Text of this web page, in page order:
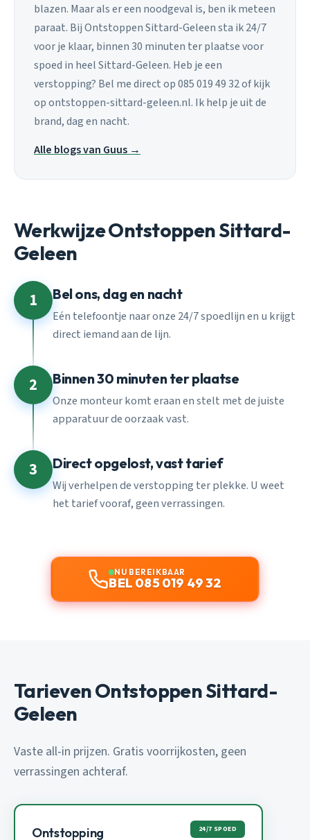
blazen. Maar als er een noodgeval is, ben ik meteen
paraat. Bij Ontstoppen Sittard-Geleen sta ik 24/7
voor je klaar, binnen 30 minuten ter plaatse voor
spoed in heel Sittard-Geleen. Heb je een
verstopping? Bel me direct op 085 019 49 32 of kijk
op ontstoppen-sittard-geleen.nl. Ik help je uit de
brand, dag en nacht.
Alle blogs van Guus →
Werkwijze Ontstoppen Sittard-
Geleen
1 Bel ons, dag en nacht
Eén telefoontje naar onze 24/7 spoedlijn en u krijgt
direct iemand aan de lijn.
2 Binnen 30 minuten ter plaatse
Onze monteur komt eraan en stelt met de juiste
apparatuur de oorzaak vast.
3 Direct opgelost, vast tarief
Wij verhelpen de verstopping ter plekke. U weet
het tarief vooraf, geen verrassingen.
NU BEREIKBAAR
BEL 085 019 49 32
Tarieven Ontstoppen Sittard-
Geleen
Vaste all-in prijzen. Gratis voorrijkosten, geen
verrassingen achteraf.
Ontstopping 24/7 SPOED